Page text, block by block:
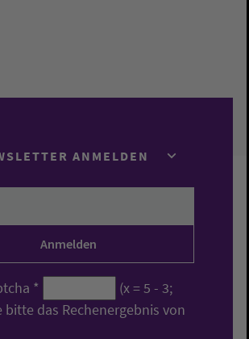
ANMELDEN
*
(x = 5 - 3;
bitte das Rechenergebnis von